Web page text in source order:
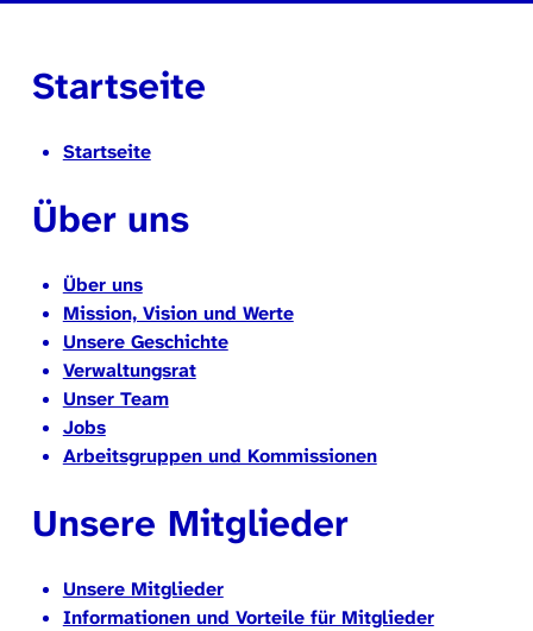
Startseite
Startseite
Über uns
Über uns
Mission, Vision und Werte
Unsere Geschichte
Verwaltungsrat
Unser Team
Jobs
Arbeitsgruppen und Kommissionen
Unsere Mitglieder
Unsere Mitglieder
Informationen und Vorteile für Mitglieder